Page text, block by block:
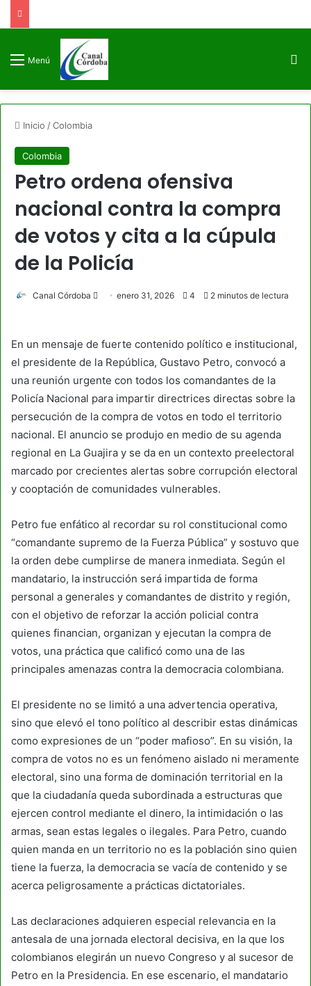
Menú
Inicio /Colombia
Colombia
Petro ordena ofensiva
nacional contra la compra
de votos y cita a la cúpula
de la Policía
Canal Córdoba
Sendenero 31, 2026 4 2 minutos de lectura
En un mensaje de fuerte contenido político e institucional,
el presidente de la República, Gustavo Petro, convocó a
una reunión urgente con todos los comandantes de la
Policía Nacional para impartir directrices directas sobre la
persecución de la compra de votos en todo el territorio
nacional. El anuncio se produjo en medio de su agenda
regional en La Guajira y se da en un contexto preelectoral
marcado por crecientes alertas sobre corrupción electoral
y cooptación de comunidades vulnerables.
Petro fue enfático al recordar su rol constitucional como
“comandante supremo de la Fuerza Pública” y sostuvo que
la orden debe cumplirse de manera inmediata. Según el
mandatario, la instrucción será impartida de forma
personal a generales y comandantes de distrito y región,
con el objetivo de reforzar la acción policial contra
quienes financian, organizan y ejecutan la compra de
votos, una práctica que calificó como una de las
principales amenazas contra la democracia colombiana.
El presidente no se limitó a una advertencia operativa,
sino que elevó el tono político al describir estas dinámicas
como expresiones de un “poder mafioso”. En su visión, la
compra de votos no es un fenómeno aislado ni meramente
electoral, sino una forma de dominación territorial en la
que la ciudadanía queda subordinada a estructuras que
ejercen control mediante el dinero, la intimidación o las
armas, sean estas legales o ilegales. Para Petro, cuando
quien manda en un territorio no es la población sino quien
tiene la fuerza, la democracia se vacía de contenido y se
acerca peligrosamente a prácticas dictatoriales.
Las declaraciones adquieren especial relevancia en la
antesala de una jornada electoral decisiva, en la que los
colombianos elegirán un nuevo Congreso y al sucesor de
Petro en la Presidencia. En ese escenario, el mandatario